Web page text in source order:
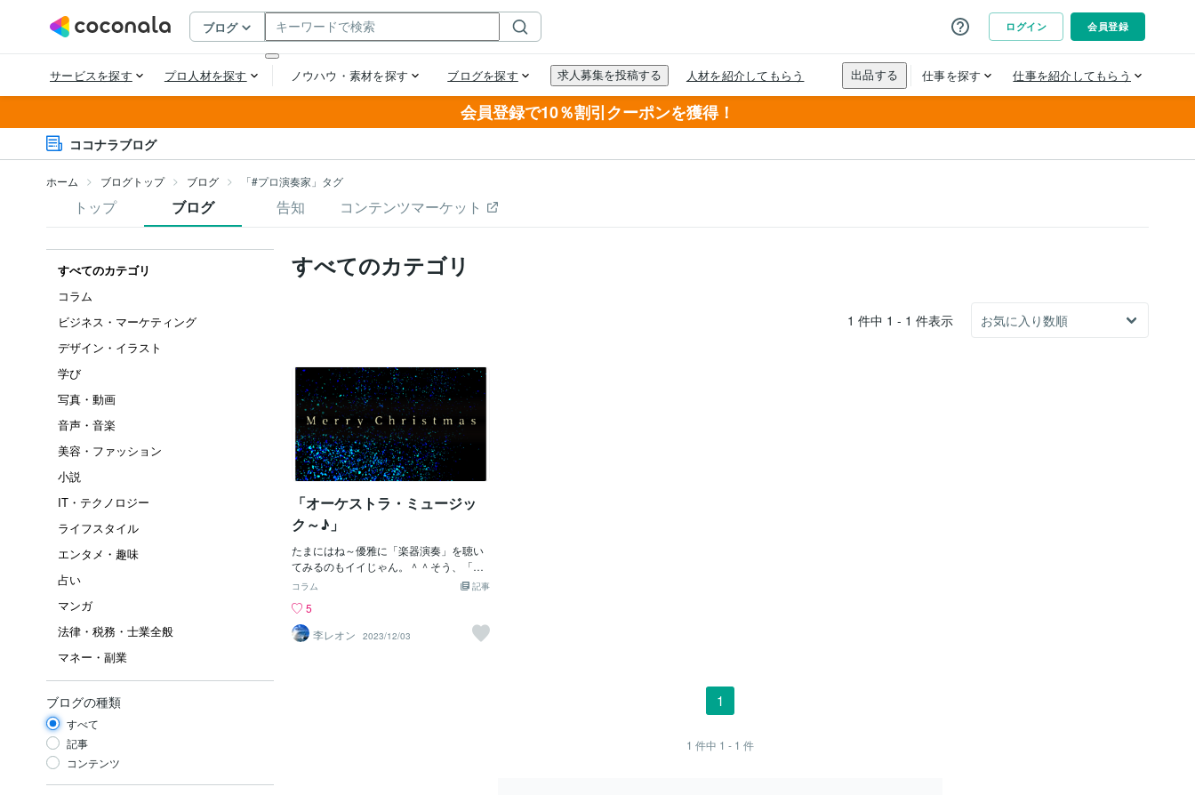
会員登録で10％割引クーポンを獲得！
ココナラブログ
ホーム ブログトップ ブログ 「#プロ演奏家」タグ
トップ ブログ 告知 コンテンツマーケット
すべてのカテゴリ
コラム
ビジネス・マーケティング
デザイン・イラスト
学び
写真・動画
音声・音楽
美容・ファッション
小説
IT・テクノロジー
ライフスタイル
エンタメ・趣味
占い
マンガ
法律・税務・士業全般
マネー・副業
ブログの種類
すべて
記事
コンテンツ
すべてのカテゴリ
1 件中 1 - 1 件表示
「オーケストラ・ミュージッ
ク～♪」
たまにはね～優雅に「楽器演奏」を聴い
てみるのもイイじゃん。＾＾そう、「イ
ンストールメンタル」じゃね。ヒトの
「楽器の音」だけを楽しむということじ
ゃ。（＾＾；でも、なんて贅沢（ぜいた
く）な楽曲じゃろ～か？！大勢のプロ演
記事
コラム
5
李レオン
2023/12/03
1
1 件中 1 - 1 件